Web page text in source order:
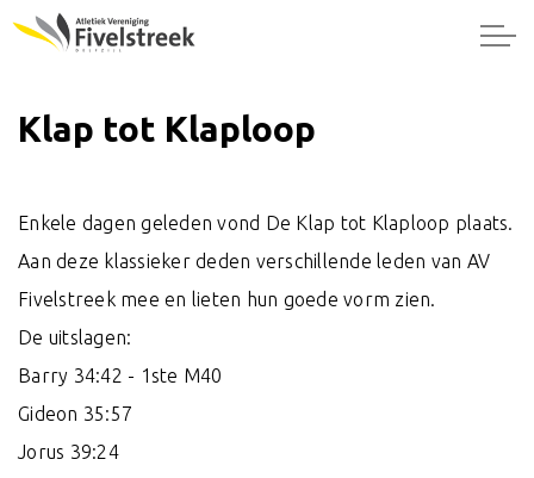
Klap tot Klaploop
Enkele dagen geleden vond De Klap tot Klaploop plaats.
Aan deze klassieker deden verschillende leden van AV
Fivelstreekmee en lieten hun goede vorm zien.
De uitslagen:
Barry 34:42 - 1ste M40
Gideon 35:57
Jorus 39:24